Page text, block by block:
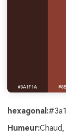
hexagonal:
Humeur: